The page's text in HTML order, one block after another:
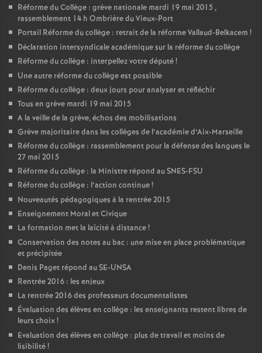
Réforme du Collège : grève nationale mardi 19 mai 2015 ,
rassemblement 14 h Ombrière du Vieux-Port
Portail Réforme du collège : retrait de la réforme Vallaud-Belkacem !
Déclaration intersyndicale académique sur la réforme du collège
Réforme du collège : interpellez votre député!
Une autre réforme du collège est possible
Réforme du collège : deux jours pour analyser et réfléchir
Tous en grève mardi 19 mai 2015
A la veille de la grève, échos des mobilisations
Grève majoritaire dans les collèges de l’académie d’Aix-Marseille
Réforme du collège : rassemblement pour la défense des langues le
27 mai 2015
Réforme du collège : la Ministre répond au SNES-FSU
Réforme du collège : l’action continue!
Nouveautés pédagogiques à la rentrée 2015
Enseignement Moral et Civique
La formation met la laïcité à distance!
Conservation des notes au bac : une mise en place problématique
et précipitée
Denis Paget répond au SE-UNSA
Rentrée 2016 : les enjeux
La rentrée 2016 des professeurs documentalistes
Évaluation des élèves en collège : les enseignants restent libres de
leurs choix!
Evaluation des élèves en collège : plus de travail et moins de
lisibilité!